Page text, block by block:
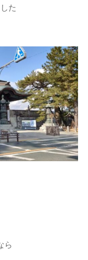
た
ら